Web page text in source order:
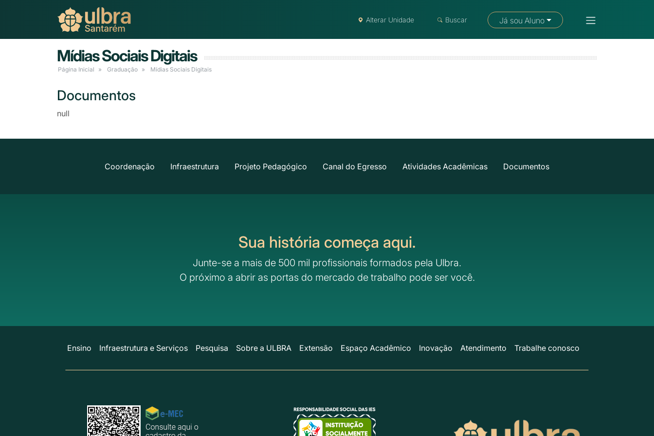
Fale com um consultor
Alterar Unidade Buscar Já sou Aluno
Mídias Sociais Digitais
Página Inicial Graduação Mídias Sociais Digitais
Documentos
null
Coordenação Infraestrutura Projeto Pedagógico Canal do Egresso Atividades Acadêmicas Documentos
Sua história começa aqui.
Junte-se a mais de 500 mil profissionais formados pela Ulbra.
O próximo a abrir as portas do mercado de trabalho pode ser você.
Ensino Infraestrutura e Serviços Pesquisa Sobre a ULBRA Extensão Espaço Acadêmico Inovação Atendimento Trabalhe conosco